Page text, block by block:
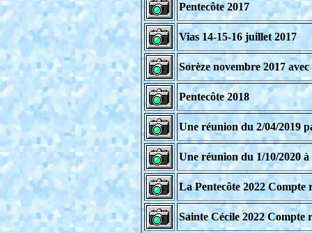
Pentecôte 2017
Vias 14-15-16 juillet 2017
Sorèze novembre 2017
Pentecôte 2018
Une réunion du 2/04/2019
Une réunion du 1/10/2020
La Pentecôte 2022 Compte
Sainte Cécile 2022 Compte